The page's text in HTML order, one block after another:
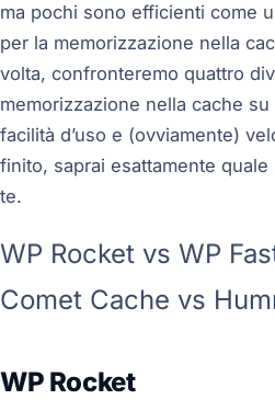
ma pochi sono efficienti come
per la memorizzazione nella
volta, confronteremo quattro
memorizzazione nella cache
facilità d’uso e (ovviamente)
finito, saprai esattamente
te.
WP Rocket vs WP
Comet Cache vs
WP Rocket